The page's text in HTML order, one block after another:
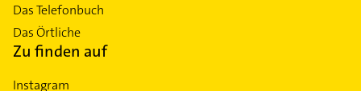
Das Telefonbuch
Das Örtliche
Zu finden auf
Instagram